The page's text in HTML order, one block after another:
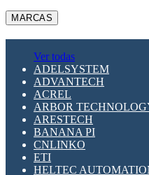
MARCAS
Ver todas
ADELSYSTEM
ADVANTECH
ACREL
ARBOR
ARESTECH
BANANA PI
CNLINKO
ETI
HELTEC